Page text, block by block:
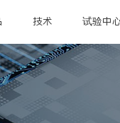
技术 试验中